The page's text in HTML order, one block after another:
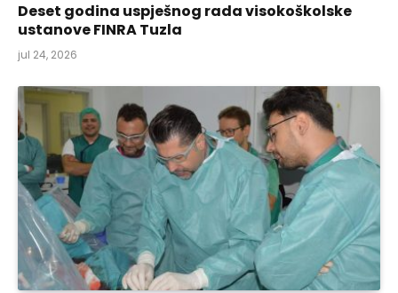
Deset godina uspješnog rada visokoškolske
ustanove FINRA Tuzla
jul 24, 2026